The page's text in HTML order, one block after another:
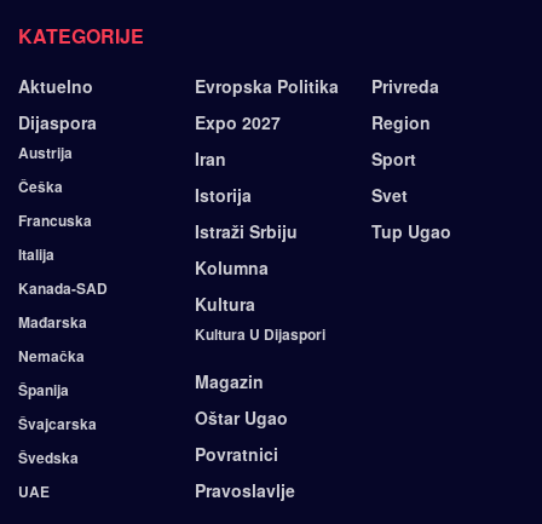
KATEGORIJE
Aktuelno
Dijaspora
Austrija
Češka
Francuska
Italija
Kanada-SAD
Mađarska
Nemačka
Španija
Švajcarska
Švedska
UAE
Evropska Politika
Expo 2027
Iran
Istorija
Istraži Srbiju
Kolumna
Kultura
Kultura U Dijaspori
Magazin
Oštar Ugao
Povratnici
Pravoslavlje
Privreda
Region
Sport
Svet
Tup Ugao